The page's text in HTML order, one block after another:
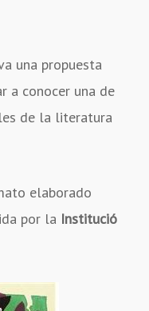
una propuesta
a conocer una de
de la literatura
elaborado
por la Institució